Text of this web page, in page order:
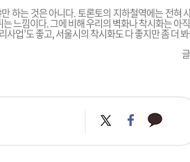
하는 것은 아니다. 토론토의 지하철역에는 전혀
느낌이다. 그에 비해 우리의 벽화나 착시화는 아
사업’도 좋고, 서울시의 착시화도 다 좋지만 좀 더
트
위
페
이
카
카